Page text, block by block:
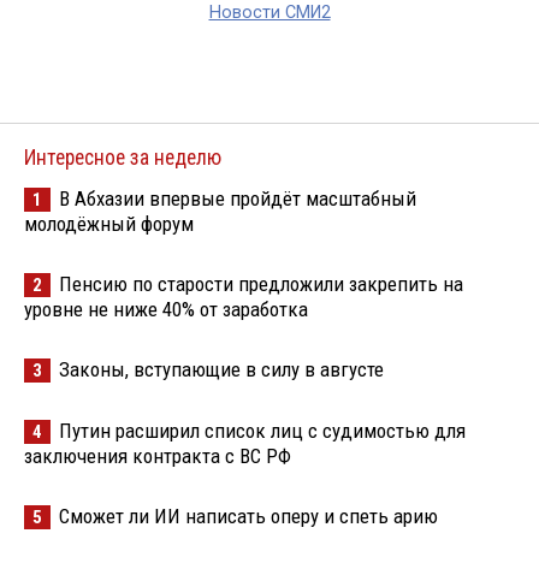
Новости СМИ2
Интересное за неделю
1
В Абхазии впервые пройдёт масштабный
молодёжный форум
2
Пенсию по старости предложили закрепить на
уровне не ниже 40% от заработка
3 Законы, вступающие в силу в августе
4
Путин расширил список лиц с судимостью для
заключения контракта с ВС РФ
5 Сможет ли ИИ написать оперу и спеть арию